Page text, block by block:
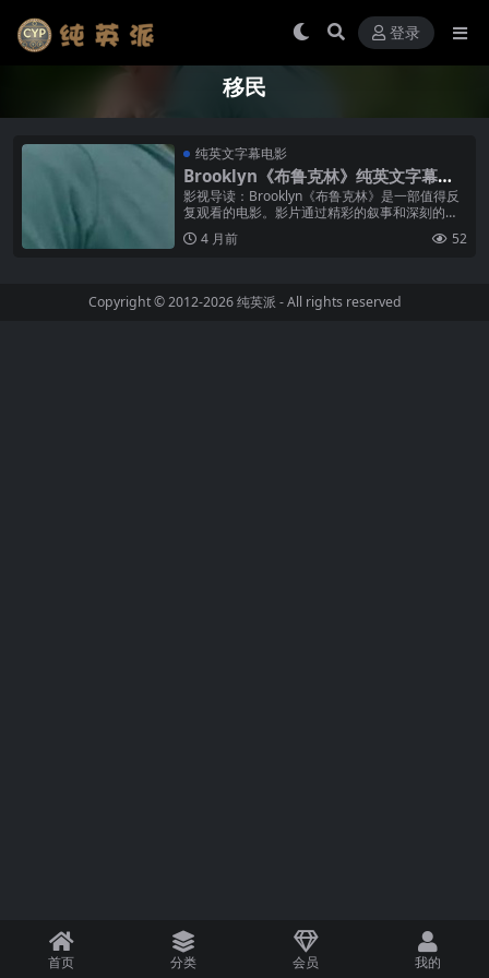
登录
移民
纯英文字幕电影
Brooklyn《布鲁克林》纯英文字幕高
清MP4下载
影视导读：Brooklyn《布鲁克林》是一部值得反
复观看的电影。影片通过精彩的叙事和深刻的人
物刻画，展现了独特的艺术魅力。无论是主角艾
莉丝的成长蜕变，还是配角的...
4 月前 52
Copyright © 2012-2026纯英派 - All rights reserved
首页 分类 会员 我的